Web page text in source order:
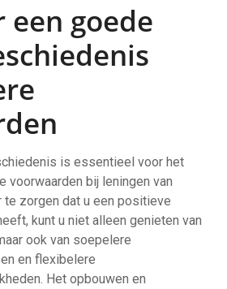
een goede
is essentieel voor het
voorwaarden bij leningen van
te zorgen dat u een positieve
kunt u niet alleen genieten van
ook van soepelere
en flexibelere
Het opbouwen en